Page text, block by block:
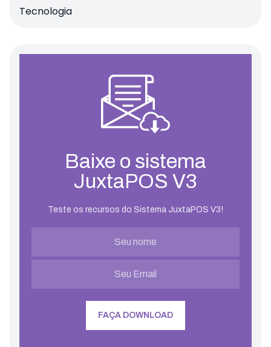
Tecnologia
Baixe o sistema
JuxtaPOS V3
Teste os recursos do Sistema JuxtaPOS V3!